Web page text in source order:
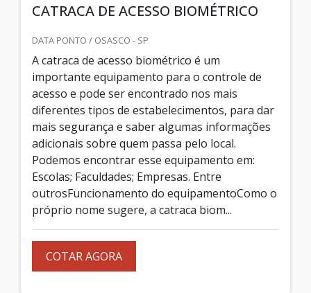
CATRACA DE ACESSO BIOMÉTRICO
DATA PONTO / OSASCO - SP
A catraca de acesso biométrico é um
importante equipamento para o controle de
acesso e pode ser encontrado nos mais
diferentes tipos de estabelecimentos, para dar
mais segurança e saber algumas informações
adicionais sobre quem passa pelo local.
Podemos encontrar esse equipamento em:
Escolas; Faculdades; Empresas. Entre
outrosFuncionamento do equipamentoComo o
próprio nome sugere, a catraca biom...
COTAR AGORA